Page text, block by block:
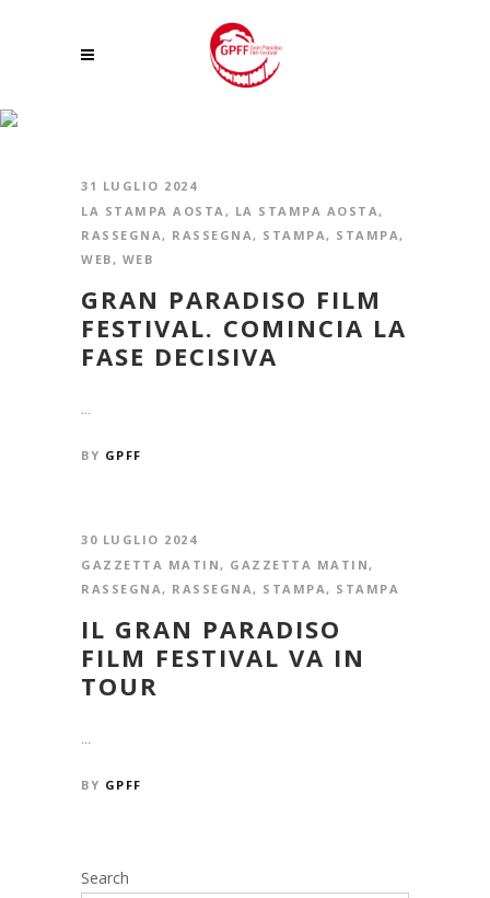
31 LUGLIO 2024
LA STAMPA AOSTA, LA STAMPA AOSTA,
RASSEGNA, RASSEGNA, STAMPA, STAMPA,
WEB, WEB
GRAN PARADISO FILM
FESTIVAL. COMINCIA LA
FASE DECISIVA
...
BY GPFF
30 LUGLIO 2024
GAZZETTA MATIN, GAZZETTA MATIN,
RASSEGNA, RASSEGNA, STAMPA, STAMPA
IL GRAN PARADISO
FILM FESTIVAL VA IN
TOUR
...
BY GPFF
Search